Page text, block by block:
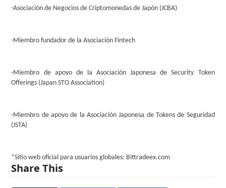
-Asociación de Negocios de Criptomonedas de Japón (JCBA)
-Miembro fundador de la Asociación Fintech
-Miembro de apoyo de la Asociación Japonesa de Security Token
Offerings (Japan STO Association)
-Miembro de apoyo de la Asociación Japonesa de Tokens de Seguridad
(JSTA)
*Sitio web oficial para usuarios globales: Bittradeex.com
Share This